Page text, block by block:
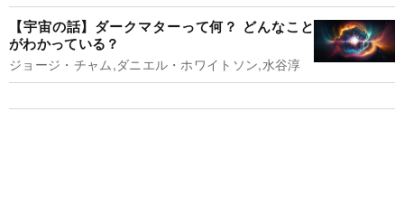
【宇宙の話】ダークマターって何？ どんなこと
がわかっている？
ジョージ・チャム,ダニエル・ホワイトソン,水谷淳